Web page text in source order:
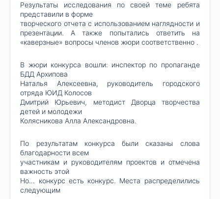
Результаты исследования по своей теме ребята
представили в форме
творческого отчета с использованием наглядности и
презентации. А также попытались ответить на
«каверзные» вопросы членов жюри соответственно .
В жюри конкурса вошли: инспектор по пропаганде
БДД Архипова
Наталья Алексеевна, руководитель городского
отряда ЮИД Колосов
Дмитрий Юрьевич, методист Дворца творчества
детей и молодежи
Колясникова Алла Александровна.
По результатам конкурса были сказаны слова
благодарности всем
участникам и руководителям проектов и отмечена
важность этой
Но… конкурс есть конкурс. Места распределились
следующим